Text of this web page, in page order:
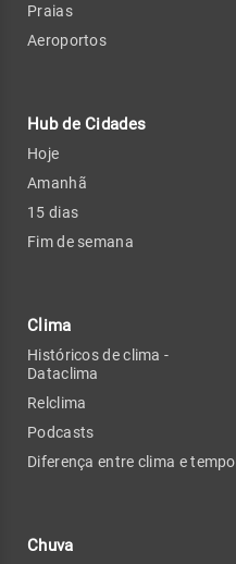
Praias
Aeroportos
Hub de Cidades
Hoje
Amanhã
15 dias
Fim de semana
Clima
Históricos de clima -
Dataclima
Relclima
Podcasts
Diferença entre clima e tempo
Chuva